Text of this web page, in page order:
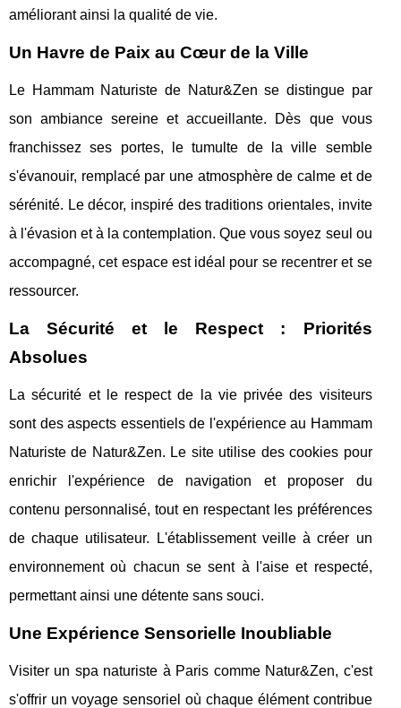
améliorant ainsi la qualité de vie.
Un Havre de Paix au Cœur de la Ville
Le Hammam Naturiste de Natur&Zen se distingue par
son ambiance sereine et accueillante. Dès que vous
franchissez ses portes, le tumulte de la ville semble
s'évanouir, remplacé par une atmosphère de calme et de
sérénité. Le décor, inspiré des traditions orientales, invite
à l'évasion et à la contemplation. Que vous soyez seul ou
accompagné, cet espace est idéal pour se recentrer et se
ressourcer.
La Sécurité et le Respect : Priorités
Absolues
La sécurité et le respect de la vie privée des visiteurs
sont des aspects essentiels de l'expérience au Hammam
Naturiste de Natur&Zen. Le site utilise des cookies pour
enrichir l'expérience de navigation et proposer du
contenu personnalisé, tout en respectant les préférences
de chaque utilisateur. L'établissement veille à créer un
environnement où chacun se sent à l'aise et respecté,
permettant ainsi une détente sans souci.
Une Expérience Sensorielle Inoubliable
Visiter un spa naturiste à Paris comme Natur&Zen, c'est
s'offrir un voyage sensoriel où chaque élément contribue